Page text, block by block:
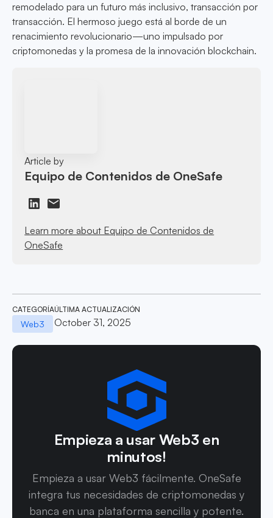
remodelado para un futuro más inclusivo, transacción por
transacción. El hermoso juego está al borde de un
renacimiento revolucionario—uno impulsado por
criptomonedas y la promesa de la innovación blockchain.
Article by
Equipo de Contenidos de OneSafe
Learn more about Equipo de Contenidos de
OneSafe
CATEGORÍA
Web3
ÚLTIMA ACTUALIZACIÓN
October 31, 2025
Empieza a usar Web3 en
minutos!
Empieza a usar Web3 fácilmente. OneSafe
integra tus necesidades de criptomonedas y
banca en una plataforma sencilla y potente.